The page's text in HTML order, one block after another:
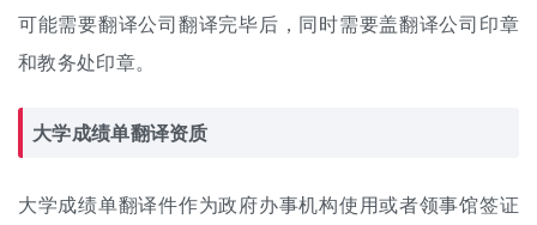
可能需要翻译公司翻译完毕后，同时需要盖翻译公司印章
和教务处印章。
大学成绩单翻译资质
大学成绩单翻译件作为政府办事机构使用或者领事馆签证